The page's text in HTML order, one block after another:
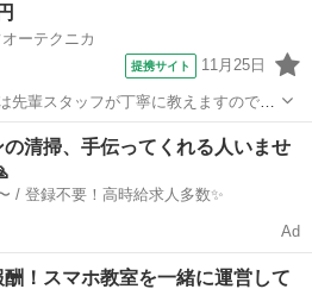
ーテクニカ
提携サイト 11月25日
輩スタッフが丁寧に教えますので、
生役立つマナーが学べます。 ・人
その他
の清掃、手伝ってくれる人いませ
日給例1万円〜 / 登録不要！高時給求人多数✨
Ad
酬！スマホ教室を一緒に運営して